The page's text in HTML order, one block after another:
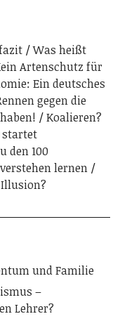
Was heißt
Artenschutz für
Ein deutsches
gegen die
Koalieren?
startet
den 100
lernen
und Familie
–
Lehrer?